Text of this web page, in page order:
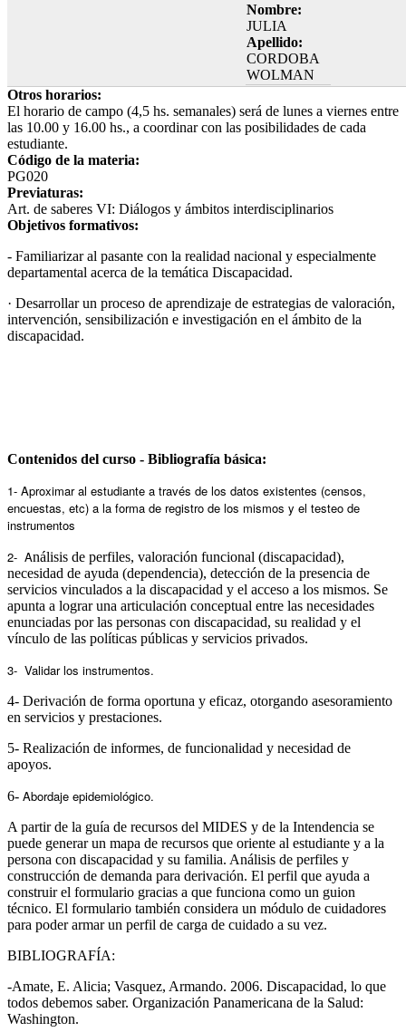
Nombre:
JULIA
Apellido:
CORDOBA
WOLMAN
Otros horarios:
El horario de campo (4,5 hs. semanales) será de lunes a viernes entre
las 10.00 y 16.00 hs., a coordinar con las posibilidades de cada
estudiante.
Código de la materia:
PG020
Previaturas:
Art. de saberes VI: Diálogos y ámbitos interdisciplinarios
Objetivos formativos:
- Familiarizar al pasante con la realidad nacional y especialmente
departamental acerca de la temática Discapacidad.
· Desarrollar un proceso de aprendizaje de estrategias de valoración,
intervención, sensibilización e investigación en el ámbito de la
discapacidad.
Contenidos del curso - Bibliografía básica:
1- Aproximar al estudiante a través de los datos existentes (censos,
encuestas, etc) a la forma de registro de los mismos y el testeo de
instrumentos
2- Análisis de perfiles, valoración funcional (discapacidad),
necesidad de ayuda (dependencia), detección de la presencia de
servicios vinculados a la discapacidad y el acceso a los mismos. Se
apunta a lograr una articulación conceptual entre las necesidades
enunciadas por las personas con discapacidad, su realidad y el
vínculo de las políticas públicas y servicios privados.
3- Validar los instrumentos.
4- Derivación de forma oportuna y eficaz, otorgando asesoramiento
en servicios y prestaciones.
5- Realización de informes, de funcionalidad y necesidad de
apoyos.
6- Abordaje epidemiológico.
A partir de la guía de recursos del MIDES y de la Intendencia se
puede generar un mapa de recursos que oriente al estudiante y a la
persona con discapacidad y su familia. Análisis de perfiles y
construcción de demanda para derivación. El perfil que ayuda a
construir el formulario gracias a que funciona como un guion
técnico. El formulario también considera un módulo de cuidadores
para poder armar un perfil de carga de cuidado a su vez.
BIBLIOGRAFÍA:
-Amate, E. Alicia; Vasquez, Armando. 2006. Discapacidad, lo que
todos debemos saber. Organización Panamericana de la Salud:
Washington.